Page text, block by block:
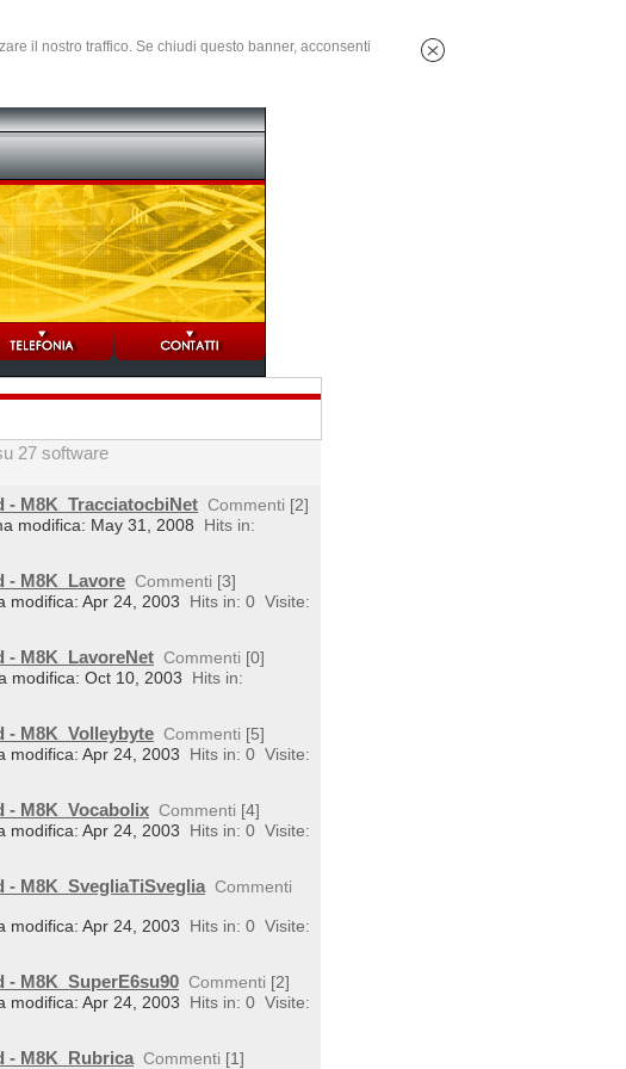
il nostro traffico. Se chiudi questo banner, acconsenti
27 software
M8K_TracciatocbiNet Commenti [2]
modifica: May 31, 2008
Hits in:
- M8K_Lavore Commenti [3]
modifica: Apr 24, 2003 Hits in: 0 Visite:
- M8K_LavoreNet Commenti [0]
modifica: Oct 10, 2003
Hits in:
- M8K_Volleybyte Commenti [5]
modifica: Apr 24, 2003 Hits in: 0 Visite:
- M8K_Vocabolix Commenti [4]
modifica: Apr 24, 2003 Hits in: 0 Visite:
M8K_SvegliaTiSveglia Commenti
modifica: Apr 24, 2003 Hits in: 0 Visite:
M8K_SuperE6su90 Commenti [2]
modifica: Apr 24, 2003 Hits in: 0 Visite:
- M8K_Rubrica Commenti [1]